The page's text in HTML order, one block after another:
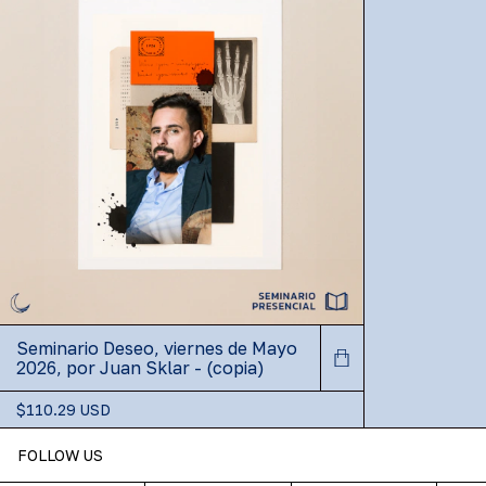
Seminario Deseo, viernes de Mayo
2026, por Juan Sklar - (copia)
$110.29 USD
FOLLOW US